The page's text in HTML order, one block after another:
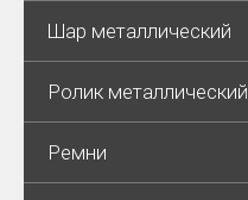
Шар металлический
Ролик металлический
Ремни